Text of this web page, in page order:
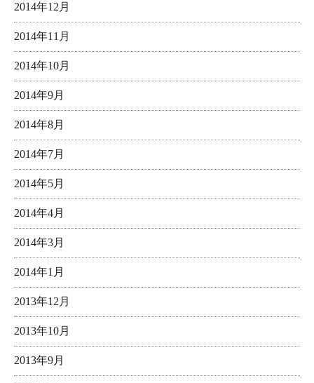
2014年12月
2014年11月
2014年10月
2014年9月
2014年8月
2014年7月
2014年5月
2014年4月
2014年3月
2014年1月
2013年12月
2013年10月
2013年9月